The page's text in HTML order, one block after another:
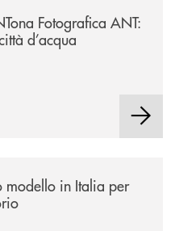
Fotografica ANT:
d’acqua
modello in Italia per